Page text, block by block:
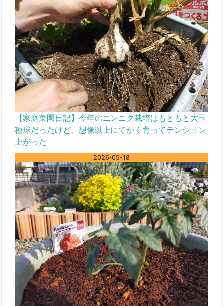
【家庭菜園日記】今年のニンニク栽培はもともと大玉
種球だったけど、想像以上にでかく育ってテンション
上がった
2026-05-18